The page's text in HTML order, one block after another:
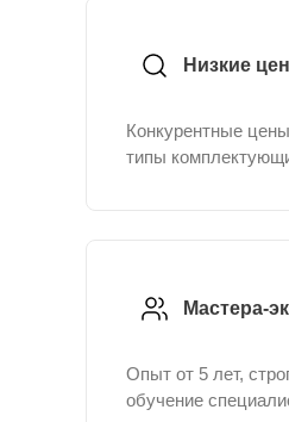
Низкие
Конкурентные
типы
Мастера-
Опыт от 5 лет,
обучение